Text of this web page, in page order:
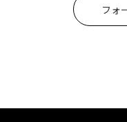
フォ